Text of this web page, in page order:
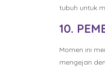
tubuh untuk
10.
Momen ini
mengejan